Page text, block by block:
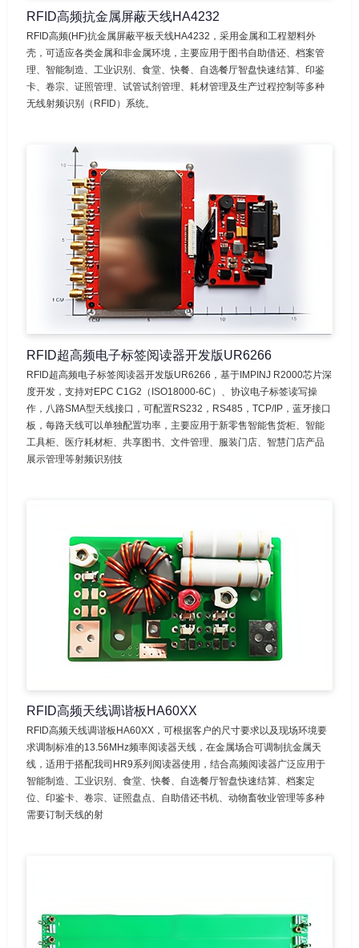
RFID高频抗金属屏蔽天线HA4232
RFID高频(HF)抗金属屏蔽平板天线HA4232，采用金属和工程塑料外
壳，可适应各类金属和非金属环境，主要应用于图书自助借还、档案管
理、智能制造、工业识别、食堂、快餐、自选餐厅智盘快速结算、印鉴
卡、卷宗、证照管理、试管试剂管理、耗材管理及生产过程控制等多种
无线射频识别（RFID）系统。
RFID超高频电子标签阅读器开发版UR6266
RFID超高频电子标签阅读器开发版UR6266，基于IMPINJ R2000芯片深
度开发，支持对EPC C1G2（ISO18000-6C）、协议电子标签读写操
作，八路SMA型天线接口，可配置RS232，RS485，TCP/IP，蓝牙接口
板，每路天线可以单独配置功率，主要应用于新零售智能售货柜、智能
工具柜、医疗耗材柜、共享图书、文件管理、服装门店、智慧门店产品
展示管理等射频识别技
RFID高频天线调谐板HA60XX
RFID高频天线调谐板HA60XX，可根据客户的尺寸要求以及现场环境要
求调制标准的13.56MHz频率阅读器天线，在金属场合可调制抗金属天
线，适用于搭配我司HR9系列阅读器使用，结合高频阅读器广泛应用于
智能制造、工业识别、食堂、快餐、自选餐厅智盘快速结算、档案定
位、印鉴卡、卷宗、证照盘点、自助借还书机、动物畜牧业管理等多种
需要订制天线的射